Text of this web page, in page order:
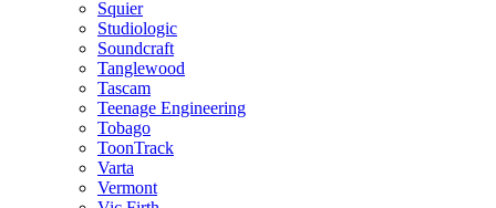
Squier
Studiologic
Soundcraft
Tanglewood
Tascam
Teenage Engineering
Tobago
ToonTrack
Varta
Vermont